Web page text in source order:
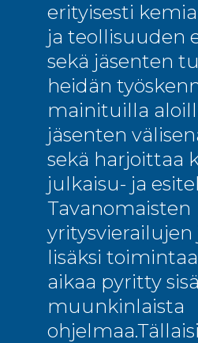
erityisesti
ja teollisuuden
sekä jäsenten
heidän
mainituilla
jäsenten
sekä harjoittaa
julkaisu- ja
Tavanomaisten
yritysvierailujen
lisäksi
aikaa pyritty
muunkinlaista